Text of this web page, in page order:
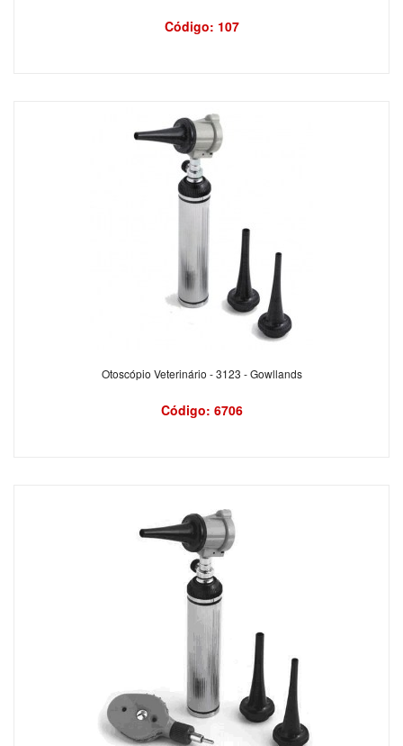
Código: 107
Otoscópio Veterinário - 3123 - Gowllands
Código: 6706